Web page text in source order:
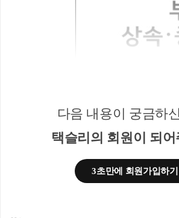
다음 내용이 궁금하
택슬리의 회원이 되
3초만에 회원가입하기